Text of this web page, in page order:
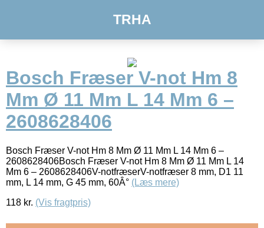
TRHA
Bosch Fræser V-not Hm 8
Mm Ø 11 Mm L 14 Mm 6 –
2608628406
Bosch Fræser V-not Hm 8 Mm Ø 11 Mm L 14 Mm 6 –
2608628406Bosch Fræser V-not Hm 8 Mm Ø 11 Mm L 14
Mm 6 – 2608628406V-notfræserV-notfræser 8 mm, D1 11
mm, L 14 mm, G 45 mm, 60Â° (Læs mere)
118 kr. (Vis fragtpris)